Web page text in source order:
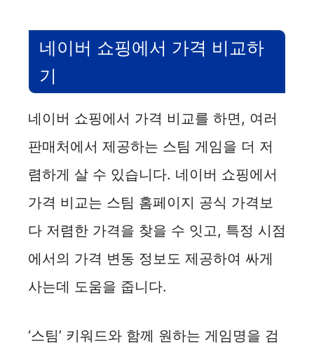
네이버 쇼핑에서 가격 비교하
기
네이버 쇼핑에서 가격 비교를 하면, 여러
판매처에서 제공하는 스팀 게임을 더 저
렴하게 살 수 있습니다. 네이버 쇼핑에서
가격 비교는 스팀 홈페이지 공식 가격보
다 저렴한 가격을 찾을 수 잇고, 특정 시점
에서의 가격 변동 정보도 제공하여 싸게
사는데 도움을 줍니다.
‘스팀’ 키워드와 함께 원하는 게임명을 검